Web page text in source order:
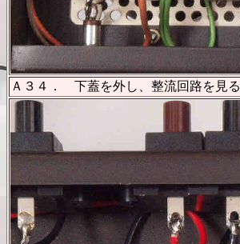
Ａ３４． 下蓋を外し、整流回路を見る